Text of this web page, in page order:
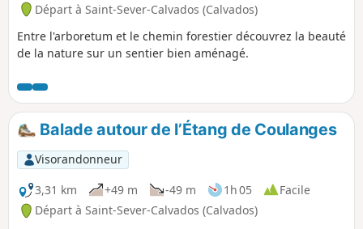
Départ à Saint-Sever-Calvados (Calvados)
Entre l'arboretum et le chemin forestier découvrez la beauté
de la nature sur un sentier bien aménagé.
Balade autour de l’Étang de Coulanges
Visorandonneur
3,31 km
+49 m -49 m 1h 05
Facile
Départ à Saint-Sever-Calvados (Calvados)